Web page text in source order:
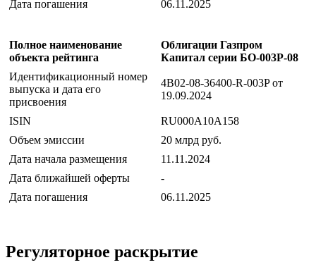
Дата погашения
06.11.2025
Полное наименование
объекта рейтинга
Облигации Газпром
Капитал серии БО-003Р-08
Идентификационный номер
выпуска и дата его
присвоения
4B02-08-36400-R-003P от
19.09.2024
ISIN
RU000A10A158
Объем эмиссии
20 млрд руб.
Дата начала размещения
11.11.2024
Дата ближайшей оферты
-
Дата погашения
06.11.2025
Регуляторное раскрытие